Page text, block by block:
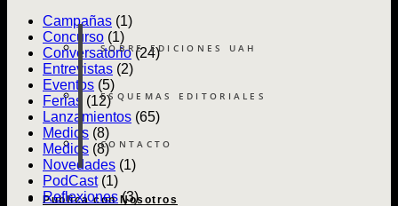
SOBRE EDICIONES UAH
ESQUEMAS EDITORIALES
CONTACTO
Publica con Nosotros
Chile
Campañas (1)
Concurso (1)
Conversatorio(24)
Entrevistas (2)
Eventos (5)
Ferias (12)
Lanzamientos (65)
Medios (8)
Medios (8)
Novedades (1)
PodCast(1)
Reflexiones(3)